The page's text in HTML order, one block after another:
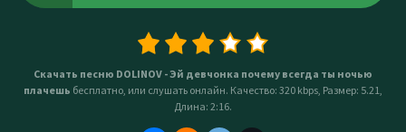
Скачать песню DOLINOV - Эй девчонка почему всегда ты ночью
плачешь бесплатно, или слушать онлайн. Качество: 320 kbps, Размер: 5.21,
Длина: 2:16.